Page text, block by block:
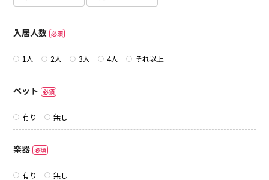
入居人数 必須
1人 2人 3人 4人 それ以上
ペット 必須
有り 無し
楽器 必須
有り 無し